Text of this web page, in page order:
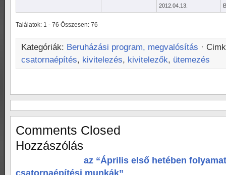
2012.04.13.
Találatok: 1 - 76 Összesen: 76
Kategóriák: Beruházási program, megvalósítás ·
csatornaépítés, kivitelezés, kivitelezők, ütemezés
Comments Closed
Hozzászólás
az “Április első hetében
csatornaépítési munkák”